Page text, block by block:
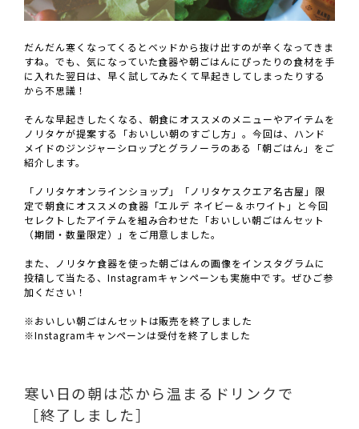
だんだん寒くなってくるとベッドから抜け出すのが辛くなってきま
すね。でも、気になっていた食器や朝ごはんにぴったりの食材を手
に入れた翌日は、早く試してみたくて早起きしてしまったりする
から不思議！
そんな早起きしたくなる、朝食にオススメのメニューやアイテムを
ノリタケが提案する「おいしい朝のすごし方」。今回は、ハンド
メイドのジンジャーシロップとグラノーラのある「朝ごはん」をご
紹介します。
「ノリタケオンラインショップ」「ノリタケスクエア名古屋」限
定で朝食にオススメの食器「エルデ ネイビー＆ホワイト」と今回
セレクトしたアイテムを組み合わせた「おいしい朝ごはんセット
（期間・数量限定）」をご用意しました。
また、ノリタケ食器を使った朝ごはんの画像をインスタグラムに
投稿して当たる、Instagramキャンペーンも実施中です。ぜひご参
加ください！
※おいしい朝ごはんセットは販売を終了しました
※Instagramキャンペーンは受付を終了しました
寒い日の朝は芯から温まるドリンクで
［終了しました］